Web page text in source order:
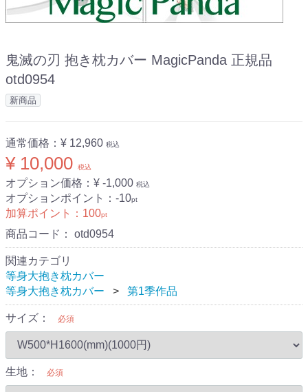
鬼滅の刃 抱き枕カバー MagicPanda 正規品
otd0954
新商品
通常価格： ¥ 12,960 税込
¥ 10,000 税込
オプション価格：¥ -1,000 税込
オプションポイント： -10pt
加算ポイント： 100pt
商品コード： otd0954
関連カテゴリ
等身大抱き枕カバー
等身大抱き枕カバー
第1季作品
サイズ： 必須
生地： 必須